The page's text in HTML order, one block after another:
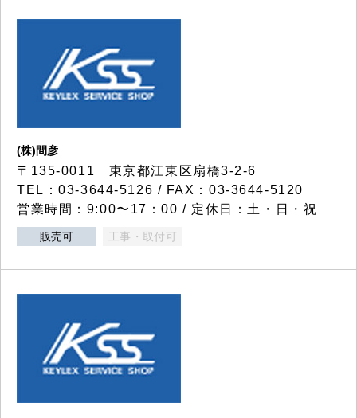
(株)間彦
〒135-0011 東京都江東区扇橋3-2-6
TEL：03-3644-5126 / FAX：03-3644-5120
営業時間：9:00〜17：00 / 定休日：土・日・祝
販売可 工事・取付可